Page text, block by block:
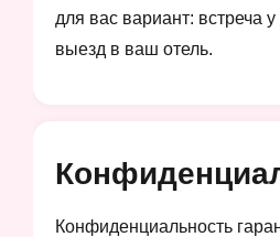
для вас вариант: встреча
выезд в ваш отель.
Конфиденциальность